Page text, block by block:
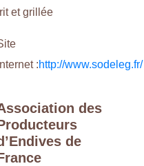
et grillée
:http://www.sodeleg.fr/
des
de